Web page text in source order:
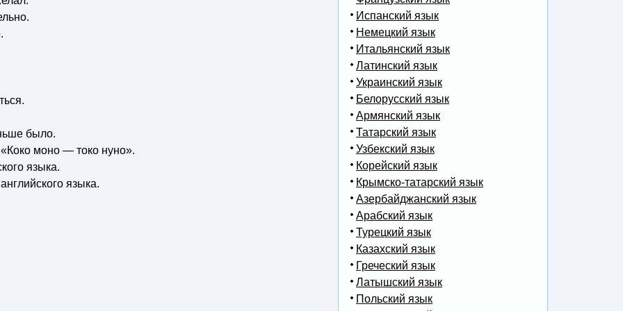
было.
моно — токо нуно».
языка.
языка.
Испанский язык
Немецкий язык
Итальянский язык
Латинский язык
Украинский язык
Белорусский язык
Армянский язык
Татарский язык
Узбекский язык
Корейский язык
Крымско-татарский язык
Азербайджанский язык
Арабский язык
Турецкий язык
Казахский язык
Греческий язык
Латышский язык
Польский язык